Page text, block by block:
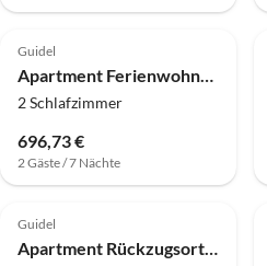
Guidel
Apartment Ferienwohnung für 5 Personen, direkt am Strand
2 Schlafzimmer
696,73 €
2 Gäste / 7 Nächte
Guidel
Apartment Rückzugsort mit beheiztem Pool und Küste